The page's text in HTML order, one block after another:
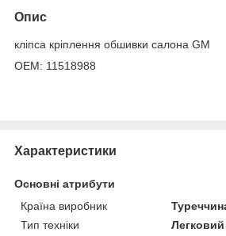
Опис
кліпса кріплення обшивки салона GM
OEM: 11518988
Характеристики
Основні атрибути
Країна виробник
Тип техніки